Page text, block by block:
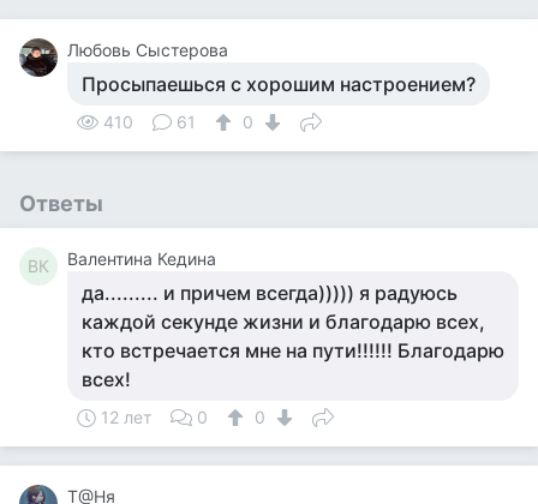
Любовь Сыстерова
Просыпаешься с хорошим настроением?
410 61 0
Ответы
ВК Валентина Кедина
да......... и причем всегда))))) я радуюсь
каждой секунде жизни и благодарю всех,
кто встречается мне на пути!!!!!! Благодарю
всех!
12 лет 0 0
Т@Ня